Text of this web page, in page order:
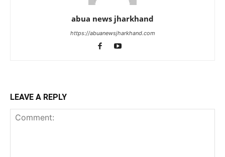
abua news jharkhand
https://abuanewsjharkhand.com
LEAVE A REPLY